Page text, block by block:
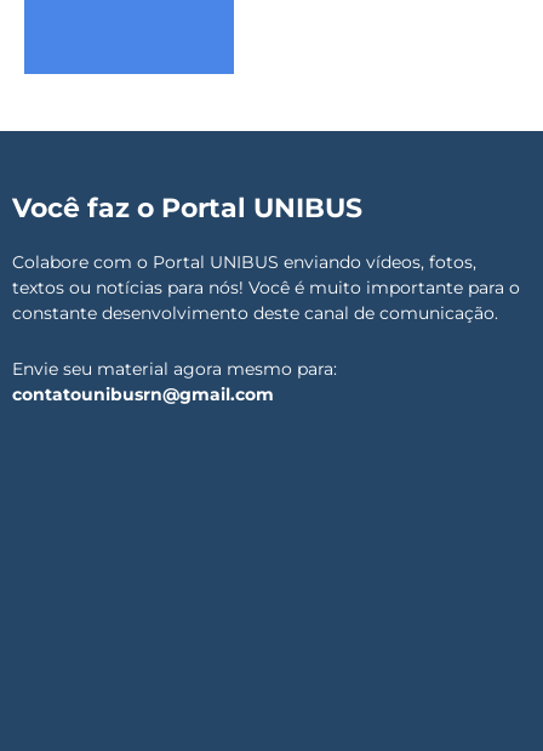
Você faz o Portal UNIBUS
Colabore com o Portal UNIBUS enviando vídeos, fotos,
textos ou notícias para nós! Você é muito importante para o
constante desenvolvimento deste canal de comunicação.
Envie seu material agora mesmo para:
contatounibusrn@gmail.com